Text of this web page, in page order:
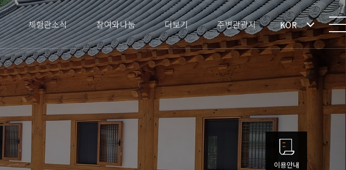
체험관소식 참여와나눔 더보기 주변관광지 KOR
이용안내